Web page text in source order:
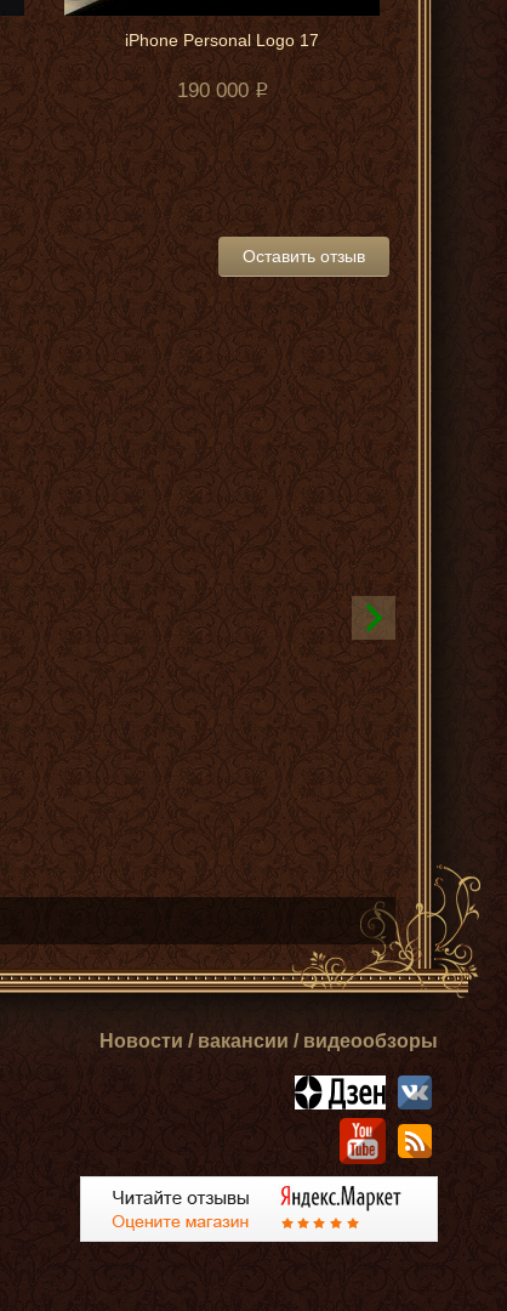
iPhone Personal Logo 17
190 000
Оставить отзыв
Новости / вакансии / видеообзоры